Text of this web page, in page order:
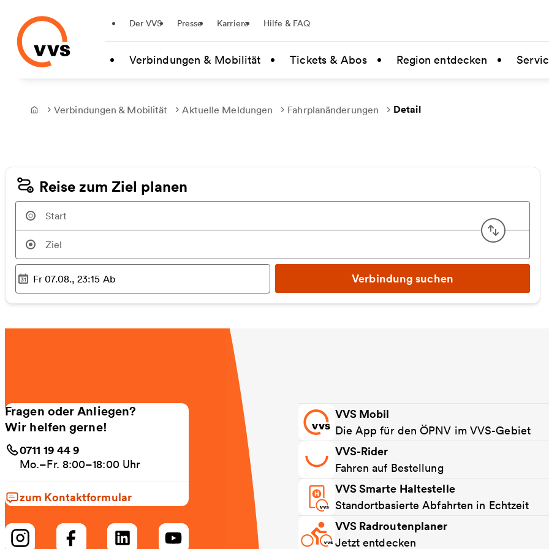
Zum Hauptinhalt springen
Der VVS Presse Karriere Hilfe & FAQ
Verbindungen & Mobilität Tickets & Abos Region entdecken
Frontpage
Verbindungen & Mobilität Aktuelle Meldungen Fahrplanänderungen Detail
Reise zum Ziel planen
Start
Ausgewählter Zeitpunkt
Fr 07.08., 23:15 Ab Verbindung suchen
Fragen oder Anliegen?
Wir helfen gerne!
0711 19 44 9
Mo.–Fr. 8:00–18:00 Uhr
zum Kontaktformular
VVS Mobil
Die App für den ÖPNV im VVS-Gebiet
VVS-Rider
Fahren auf Bestellung
VVS Smarte Haltestelle
Standortbasierte Abfahrten in Echtzeit
VVS Radroutenplaner
Jetzt entdecken